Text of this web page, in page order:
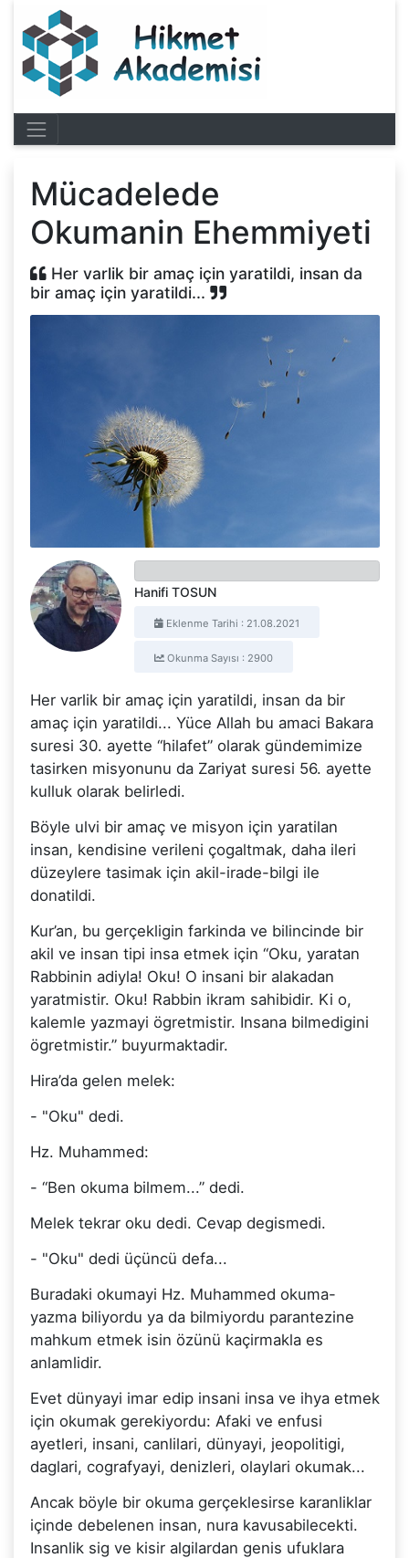
Mücadelede
Okumanin Ehemmiyeti
Her varlik bir amaç için yaratildi, insan da
bir amaç için yaratildi...
Hanifi TOSUN
Eklenme Tarihi : 21.08.2021
Okunma Sayısı : 2900
Her varlik bir amaç için yaratildi, insan da bir
amaç için yaratildi... Yüce Allah bu amaci Bakara
suresi 30. ayette “hilafet” olarak gündemimize
tasirken misyonunu da Zariyat suresi 56. ayette
kulluk olarak belirledi.
Böyle ulvi bir amaç ve misyon için yaratilan
insan, kendisine verileni çogaltmak, daha ileri
düzeylere tasimak için akil-irade-bilgi ile
donatildi.
Kur’an, bu gerçekligin farkinda ve bilincinde bir
akil ve insan tipi insa etmek için “Oku, yaratan
Rabbinin adiyla! Oku! O insani bir alakadan
yaratmistir. Oku! Rabbin ikram sahibidir. Ki o,
kalemle yazmayi ögretmistir. Insana bilmedigini
ögretmistir.” buyurmaktadir.
Hira’da gelen melek:
- "Oku" dedi.
Hz. Muhammed:
- “Ben okuma bilmem...” dedi.
Melek tekrar oku dedi. Cevap degismedi.
- "Oku" dedi üçüncü defa...
Buradaki okumayi Hz. Muhammed okuma-
yazma biliyordu ya da bilmiyordu parantezine
mahkum etmek isin özünü kaçirmakla es
anlamlidir.
Evet dünyayi imar edip insani insa ve ihya etmek
için okumak gerekiyordu: Afaki ve enfusi
ayetleri, insani, canlilari, dünyayi, jeopolitigi,
daglari, cografyayi, denizleri, olaylari okumak...
Ancak böyle bir okuma gerçeklesirse karanliklar
içinde debelenen insan, nura kavusabilecekti.
Insanlik sig ve kisir algilardan genis ufuklara